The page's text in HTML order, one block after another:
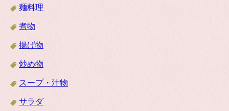
麺料理
煮物
揚げ物
炒め物
スープ・汁物
サラダ